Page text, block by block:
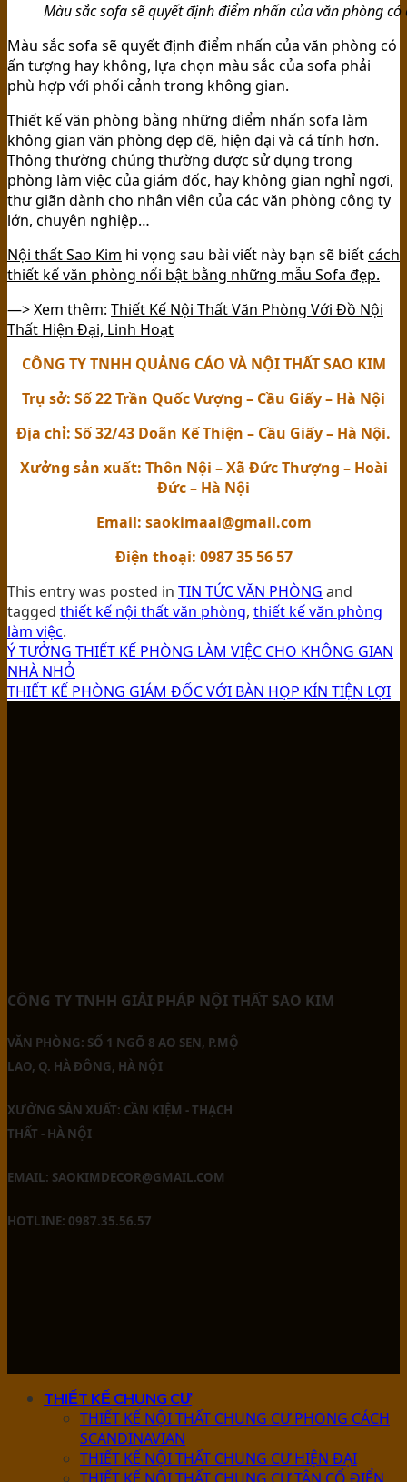
Màu sắc sofa sẽ quyết định điểm nhấn của văn phòng
Màu sắc sofa sẽ quyết định điểm nhấn của văn phòng có
ấn tượng hay không, lựa chọn màu sắc của sofa phải
phù hợp với phối cảnh trong không gian.
Thiết kế văn phòng bằng những điểm nhấn sofa làm
không gian văn phòng đẹp đẽ, hiện đại và cá tính hơn.
Thông thường chúng thường được sử dụng trong
phòng làm việc của giám đốc, hay không gian nghỉ ngơi,
thư giãn dành cho nhân viên của các văn phòng công ty
lớn, chuyên nghiệp…
Nội thất Sao Kim hi vọng sau bài viết này bạn sẽ biếtcách
thiết kế văn phòng nổi bật bằng những mẫu Sofa đẹp.
—> Xem thêm: Thiết Kế Nội Thất Văn Phòng Với Đồ Nội
Thất Hiện Đại, Linh Hoạt
CÔNG TY TNHH QUẢNG CÁO VÀ NỘI THẤT SAO KIM
Trụ sở: Số 22 Trần Quốc Vượng – Cầu Giấy – Hà Nội
Địa chỉ: Số 32/43 Doãn Kế Thiện – Cầu Giấy – Hà Nội.
Xưởng sản xuất: Thôn Nội – Xã Đức Thượng – Hoài
Đức – Hà Nội
Email: saokimaai@gmail.com
Điện thoại: 0987 35 56 57
This entry was posted in TIN TỨC VĂN PHÒNG and
tagged thiết kế nội thất văn phòng, thiết kế văn phòng
làm việc.
Ý TƯỞNG THIẾT KẾ PHÒNG LÀM VIỆC CHO KHÔNG GIAN
NHÀ NHỎ
THIẾT KẾ PHÒNG GIÁM ĐỐC VỚI BÀN HỌP KÍN TIỆN LỢI
CÔNG TY TNHH GIẢI PHÁP NỘI THẤT SAO KIM
VĂN PHÒNG: SỐ 1 NGÕ 8 AO SEN, P.MỘ
LAO, Q. HÀ ĐÔNG, HÀ NỘI
XƯỞNG SẢN XUẤT: CẦN KIỆM - THẠCH
THẤT - HÀ NỘI
EMAIL: SAOKIMDECOR@GMAIL.COM
HOTLINE: 0987.35.56.57
THIẾT KẾ CHUNG CƯ
THIẾT KẾ NỘI THẤT CHUNG CƯ PHONG CÁCH
SCANDINAVIAN
THIẾT KẾ NỘI THẤT CHUNG CƯ HIỆN ĐẠI
THIẾT KẾ NỘI THẤT CHUNG CƯ TÂN CỔ ĐIỂN